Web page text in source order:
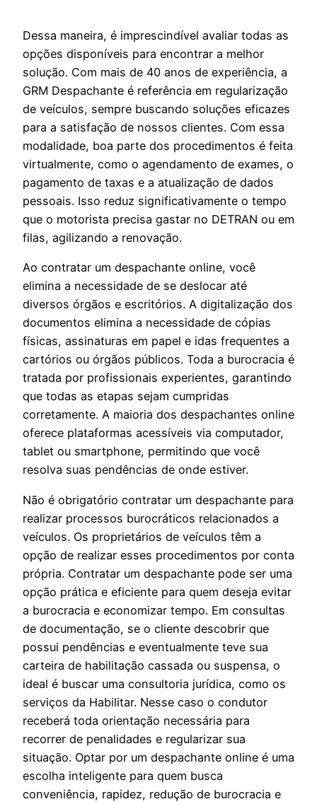
Dessa maneira, é imprescindível avaliar todas as
opções disponíveis para encontrar a melhor
solução. Com mais de 40 anos de experiência, a
GRM Despachante é referência em regularização
de veículos, sempre buscando soluções eficazes
para a satisfação de nossos clientes. Com essa
modalidade, boa parte dos procedimentos é feita
virtualmente, como o agendamento de exames, o
pagamento de taxas e a atualização de dados
pessoais. Isso reduz significativamente o tempo
que o motorista precisa gastar no DETRAN ou em
filas, agilizando a renovação.
Ao contratar um despachante online, você
elimina a necessidade de se deslocar até
diversos órgãos e escritórios. A digitalização dos
documentos elimina a necessidade de cópias
físicas, assinaturas em papel e idas frequentes a
cartórios ou órgãos públicos. Toda a burocracia é
tratada por profissionais experientes, garantindo
que todas as etapas sejam cumpridas
corretamente. A maioria dos despachantes online
oferece plataformas acessíveis via computador,
tablet ou smartphone, permitindo que você
resolva suas pendências de onde estiver.
Não é obrigatório contratar um despachante para
realizar processos burocráticos relacionados a
veículos. Os proprietários de veículos têm a
opção de realizar esses procedimentos por conta
própria. Contratar um despachante pode ser uma
opção prática e eficiente para quem deseja evitar
a burocracia e economizar tempo. Em consultas
de documentação, se o cliente descobrir que
possui pendências e eventualmente teve sua
carteira de habilitação cassada ou suspensa, o
ideal é buscar uma consultoria jurídica, como os
serviços da Habilitar. Nesse caso o condutor
receberá toda orientação necessária para
recorrer de penalidades e regularizar sua
situação. Optar por um despachante online é uma
escolha inteligente para quem busca
conveniência, rapidez, redução de burocracia e